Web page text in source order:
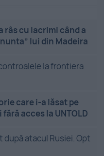
râs cu lacrimi când a
lui din Madeira
la frontiera
care i-a lăsat pe
acces la UNTOLD
după atacul Rusiei. Opt